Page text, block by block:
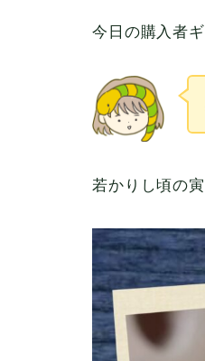
今日の購入者
若かりし頃の